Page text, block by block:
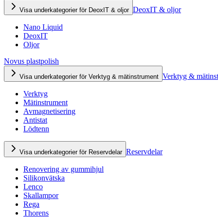
Visa underkategorier för DeoxIT & oljor DeoxIT & oljor
Nano Liquid
DeoxIT
Oljor
Novus plastpolish
Visa underkategorier för Verktyg & mätinstrument Verktyg &
Verktyg
Mätinstrument
Avmagnetisering
Antistat
Lödtenn
Visa underkategorier för Reservdelar Reservdelar
Renovering av gummihjul
Silikonvätska
Lenco
Skallampor
Rega
Thorens